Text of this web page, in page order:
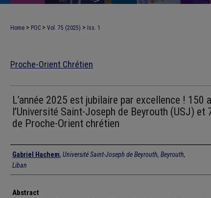
Home > POC > Vol. 75 (2025) > Iss. 1
Proche-Orient Chrétien
L’année 2025 est jubilaire par excellence ! 150
l’Université Saint-Joseph de Beyrouth (USJ) et
de Proche-Orient chrétien
Authors
Gabriel Hachem, Université Saint-Joseph de Beyrouth, Beyrouth,
Liban
Abstract